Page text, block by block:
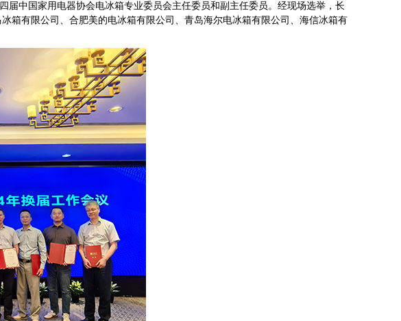
中国家用电器协会电冰箱专业委员会主任委员和副主任委员。经现场选举，长
箱有限公司、合肥美的电冰箱有限公司、青岛海尔电冰箱有限公司、海信冰箱有